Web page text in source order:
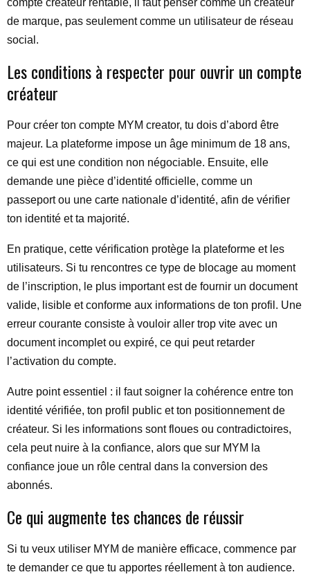
compte créateur rentable, il faut penser comme un créateur
de marque, pas seulement comme un utilisateur de réseau
social.
Les conditions à respecter pour ouvrir un compte
créateur
Pour créer ton compte MYM creator, tu dois d’abord être
majeur. La plateforme impose un âge minimum de 18 ans,
ce qui est une condition non négociable. Ensuite, elle
demande une pièce d’identité officielle, comme un
passeport ou une carte nationale d’identité, afin de vérifier
ton identité et ta majorité.
En pratique, cette vérification protège la plateforme et les
utilisateurs. Si tu rencontres ce type de blocage au moment
de l’inscription, le plus important est de fournir un document
valide, lisible et conforme aux informations de ton profil. Une
erreur courante consiste à vouloir aller trop vite avec un
document incomplet ou expiré, ce qui peut retarder
l’activation du compte.
Autre point essentiel : il faut soigner la cohérence entre ton
identité vérifiée, ton profil public et ton positionnement de
créateur. Si les informations sont floues ou contradictoires,
cela peut nuire à la confiance, alors que sur MYM la
confiance joue un rôle central dans la conversion des
abonnés.
Ce qui augmente tes chances de réussir
Si tu veux utiliser MYM de manière efficace, commence par
te demander ce que tu apportes réellement à ton audience.